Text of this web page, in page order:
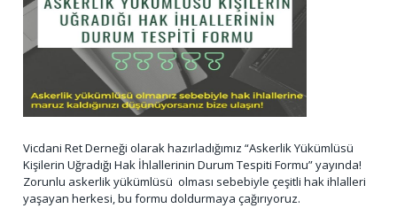
Vicdani Ret Derneği olarak hazırladığımız “Askerlik Yükümlüsü
Kişilerin Uğradığı Hak İhlallerinin Durum Tespiti Formu” yayında!
Zorunlu askerlik yükümlüsü olması sebebiyle çeşitli hak ihlalleri
yaşayan herkesi, bu formu doldurmaya çağırıyoruz.